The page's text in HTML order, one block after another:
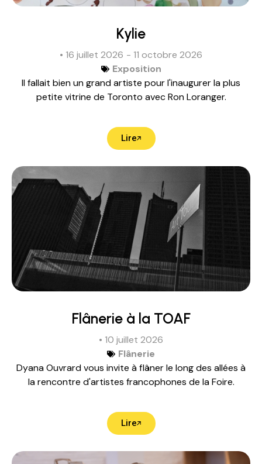
Kylie
• 16 juillet 2026 - 11 octobre 2026
Exposition
Il fallait bien un grand artiste pour l'inaugurer la plus
petite vitrine de Toronto avec Ron Loranger.
Lire
Flânerie à la TOAF
• 10 juillet 2026
Flânerie
Dyana Ouvrard vous invite à flâner le long des allées à
la rencontre d'artistes francophones de la Foire.
Lire